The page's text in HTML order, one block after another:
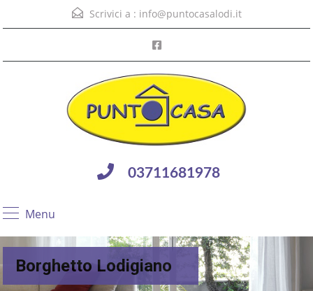
Scrivici a : info@puntocasalodi.it
03711681978
Menu
Borghetto Lodigiano